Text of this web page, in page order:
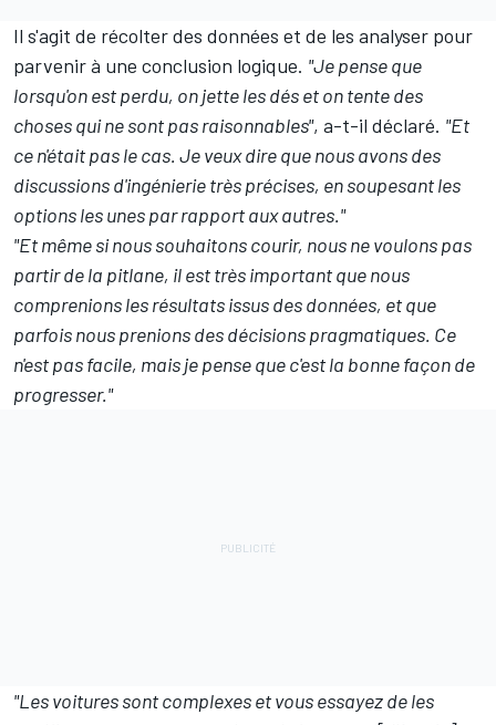
Il s'agit de récolter des données et de les analyser pour
parvenir à une conclusion logique. "Je pense que
lorsqu'on est perdu, on jette les dés et on tente des
choses qui ne sont pas raisonnables", a-t-il déclaré. "Et
ce n'était pas le cas. Je veux dire que nous avons des
discussions d'ingénierie très précises, en soupesant les
options les unes par rapport aux autres."
"Et même si nous souhaitons courir, nous ne voulons pas
partir de la pitlane, il est très important que nous
comprenions les résultats issus des données, et que
parfois nous prenions des décisions pragmatiques. Ce
n'est pas facile, mais je pense que c'est la bonne façon de
progresser."
"Les voitures sont complexes et vous essayez de les